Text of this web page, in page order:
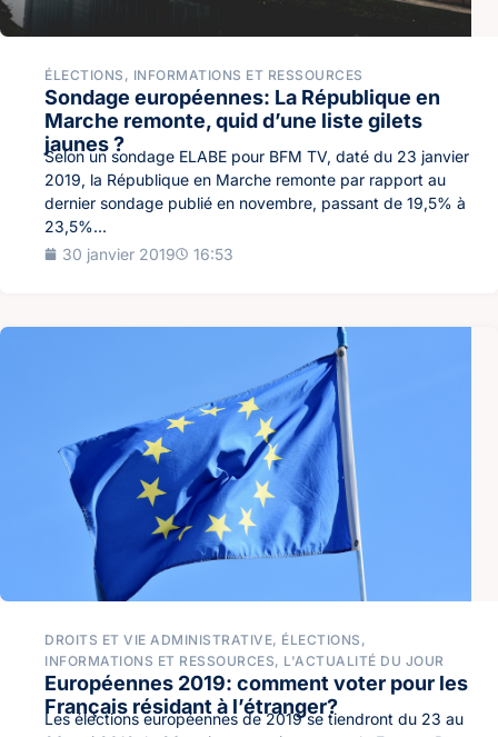
ÉLECTIONS , INFORMATIONS ET RESSOURCES
Sondage européennes: La République en
Marche remonte, quid d’une liste gilets
jaunes ?
Selon un sondage ELABE pour BFM TV, daté du 23 janvier
2019, la République en Marche remonte par rapport au
dernier sondage publié en novembre, passant de 19,5% à
23,5%...
30 janvier 2019
16:53
DROITS ET VIE ADMINISTRATIVE, ÉLECTIONS ,
INFORMATIONS ET RESSOURCES, L'ACTUALITÉ DU JOUR
Européennes 2019: comment voter pour les
Français résidant à l’étranger?
Les élections européennes de 2019 se tiendront du 23 au